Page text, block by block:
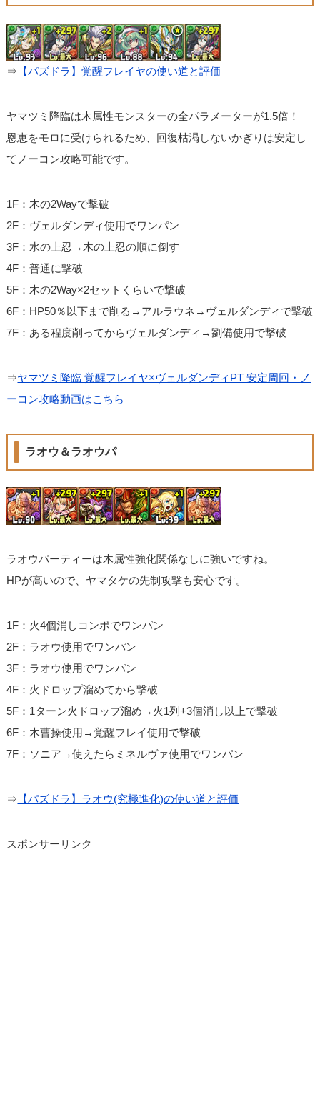
⇒ 【パズドラ】覚醒フレイヤの使い道と評価
ヤマツミ降臨は木属性モンスターの全パラメーターが1.5倍！
恩恵をモロに受けられるため、回復枯渇しないかぎりは安定し
てノーコン攻略可能です。
1F：木の2Wayで撃破
2F：ヴェルダンディ使用でワンパン
3F：水の上忍→木の上忍の順に倒す
4F：普通に撃破
5F：木の2Way×2セットくらいで撃破
6F：HP50％以下まで削る→アルラウネ→ヴェルダンディで撃破
7F：ある程度削ってからヴェルダンディ→劉備使用で撃破
⇒ヤマツミ降臨 覚醒フレイヤ×ヴェルダンディPT 安定周回・ノ
ーコン攻略動画はこちら
ラオウ＆ラオウパ
ラオウパーティーは木属性強化関係なしに強いですね。
HPが高いので、ヤマタケの先制攻撃も安心です。
1F：火4個消しコンボでワンパン
2F：ラオウ使用でワンパン
3F：ラオウ使用でワンパン
4F：火ドロップ溜めてから撃破
5F：1ターン火ドロップ溜め→火1列+3個消し以上で撃破
6F：木曹操使用→覚醒フレイ使用で撃破
7F：ソニア→使えたらミネルヴァ使用でワンパン
⇒ 【パズドラ】ラオウ(究極進化)の使い道と評価
スポンサーリンク